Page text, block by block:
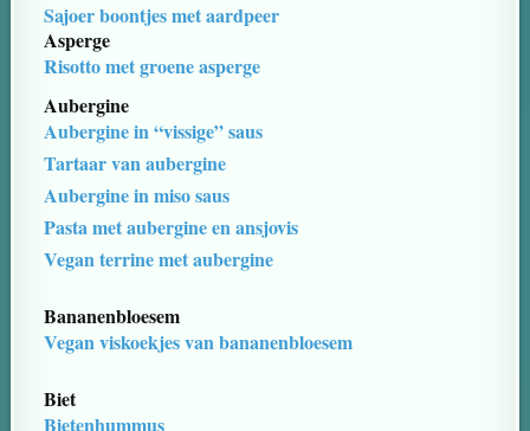
Sajoer boontjes met aardpeer
Asperge
Risotto met groene asperge
Aubergine
Aubergine in “vissige” saus
Tartaar van aubergine
Aubergine in miso saus
Pasta met aubergine en ansjovis
Vegan terrine met aubergine
Bananenbloesem
Vegan viskoekjes van bananenbloesem
Biet
Bietenhummus